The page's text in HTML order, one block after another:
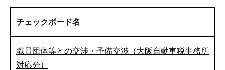
チェックボード名
職員団体等との交渉・予備交渉（大阪自動車税事務所
対応分）